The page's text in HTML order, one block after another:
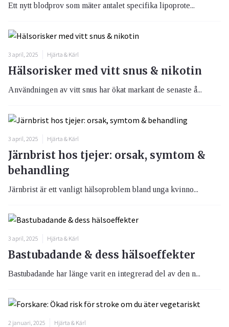
Ett nytt blodprov som mäter antalet specifika lipoprote...
3 april, 2025 Hjärta & Kärl
Hälsorisker med vitt snus & nikotin
Användningen av vitt snus har ökat markant de senaste å...
3 april, 2025 Hjärta & Kärl
Järnbrist hos tjejer: orsak, symtom &
behandling
Järnbrist är ett vanligt hälsoproblem bland unga kvinno...
3 april, 2025 Hjärta & Kärl
Bastubadande & dess hälsoeffekter
Bastubadande har länge varit en integrerad del av den n...
2 januari, 2025 Hjärta & Kärl